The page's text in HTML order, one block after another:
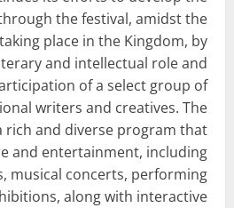
the festival, amidst the
place in the Kingdom, by
and intellectual role and
of a select group of
writers and creatives. The
rich and diverse program that
and entertainment, including
musical concerts, performing
along with interactive